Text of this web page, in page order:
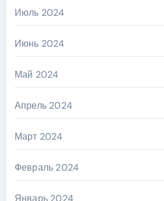
Июль 2024
Июнь 2024
Май 2024
Апрель 2024
Март 2024
Февраль 2024
Январь 2024